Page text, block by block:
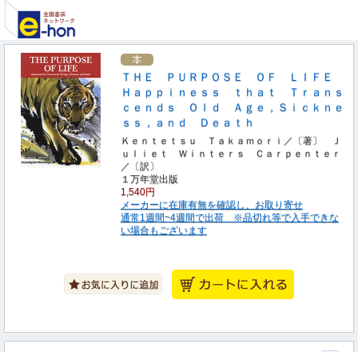
ＴＨＥ ＰＵＲＰＯＳＥ ＯＦ ＬＩＦＥ
Ｈａｐｐｉｎｅｓｓ ｔｈａｔ Ｔｒａｎｓ
ｃｅｎｄｓ Ｏｌｄ Ａｇｅ，Ｓｉｃｋｎｅ
ｓｓ，ａｎｄ Ｄｅａｔｈ
Ｋｅｎｔｅｔｓｕ Ｔａｋａｍｏｒｉ／〔著〕 Ｊ
ｕｌｉｅｔ Ｗｉｎｔｅｒｓ Ｃａｒｐｅｎｔｅｒ
／〔訳〕
１万年堂出版
1,540円
メーカーに在庫有無を確認し、お取り寄せ
通常1週間~4週間で出荷 ※品切れ等で入手できな
い場合もございます